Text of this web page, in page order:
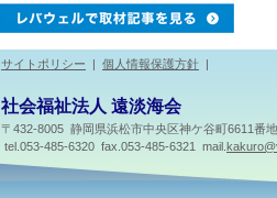
サイトポリシー | 個人情報保護方針 |
社会福祉法人 遠淡海会
〒432-8005 静岡県浜松市中央区神ケ谷町6611番地
tel.053-485-6320 fax.053-485-6321 mail.